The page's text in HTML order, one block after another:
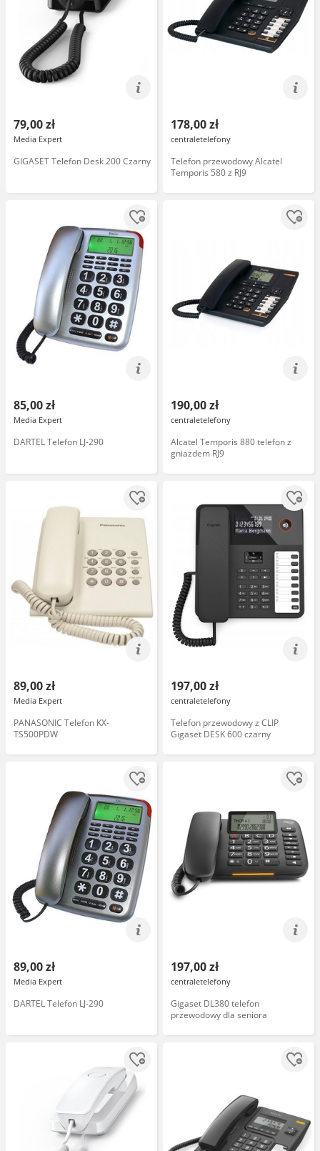
79,00 zł
Media Expert
GIGASET Telefon Desk 200 Czarny
178,00 zł
centraletelefony
Telefon przewodowy Alcatel
Temporis 580 z RJ9
85,00 zł
Media Expert
DARTEL Telefon LJ-290
190,00 zł
centraletelefony
Alcatel Temporis 880 telefon z
gniazdem RJ9
89,00 zł
Media Expert
PANASONIC Telefon KX-
TS500PDW
197,00 zł
centraletelefony
Telefon przewodowy z CLIP
Gigaset DESK 600 czarny
89,00 zł
Media Expert
DARTEL Telefon LJ-290
197,00 zł
centraletelefony
Gigaset DL380 telefon
przewodowy dla seniora